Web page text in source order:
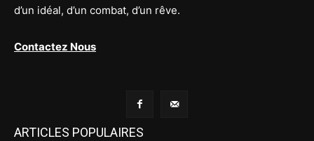
d’un idéal, d’un combat, d’un rêve.
Contactez Nous
ARTICLES POPULAIRES